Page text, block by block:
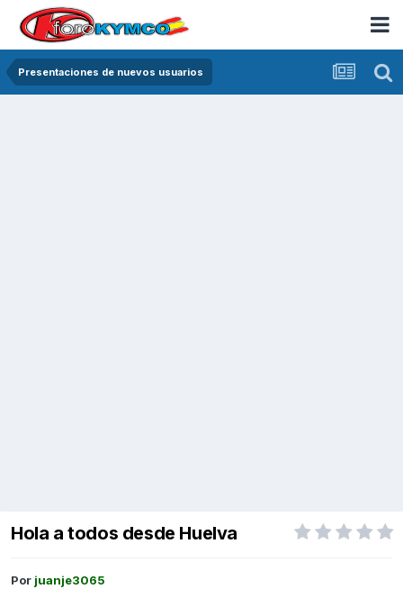
Presentaciones de nuevos usuarios
Hola a todos desde Huelva
Por juanje3065